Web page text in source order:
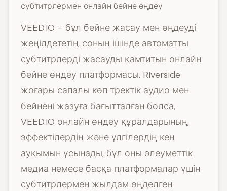
субтитрлермен онлайн бейне өңдеу
VEED.IO – бұл бейне жасау мен өңдеуді
жеңілдететін, соның ішінде автоматты
субтитрлерді жасауды қамтитын онлайн
бейне өңдеу платформасы. Riverside
жоғары сапалы көп тректік аудио мен
бейнені жазуға бағытталған болса,
VEED.IO онлайн өңдеу құралдарының,
эффектілердің және үлгілердің кең
ауқымын ұсынады, бұл оны әлеуметтік
медиа немесе басқа платформалар үшін
субтитрлермен жылдам өңделген